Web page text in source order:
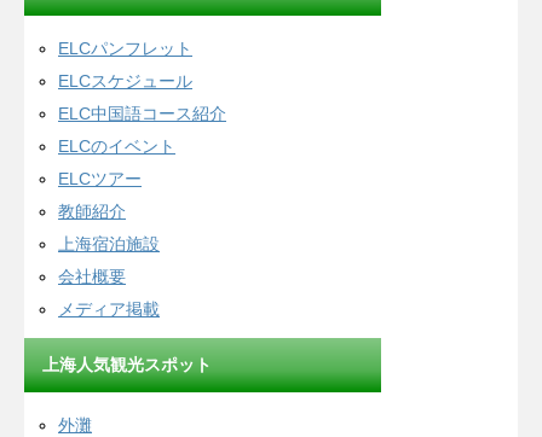
ELCパンフレット
ELCスケジュール
ELC中国語コース紹介
ELCのイベント
ELCツアー
教師紹介
上海宿泊施設
会社概要
メディア掲載
上海人気観光スポット
外灘